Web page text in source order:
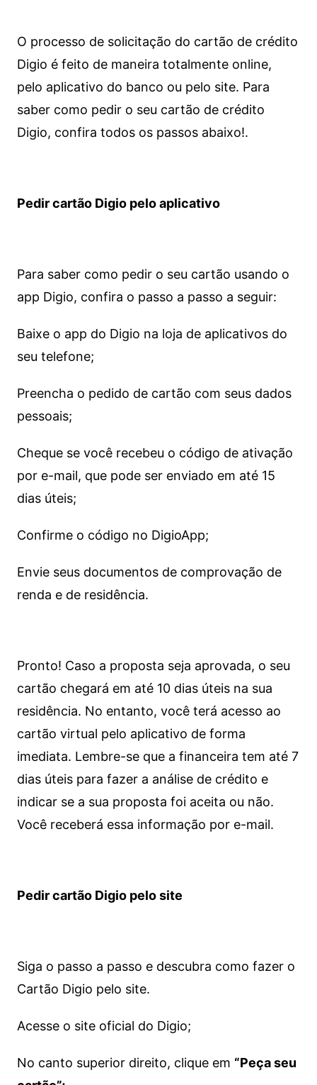
O processo de solicitação do cartão de crédito
Digio é feito de maneira totalmente online,
pelo aplicativo do banco ou pelo site. Para
saber como pedir o seu cartão de crédito
Digio, confira todos os passos abaixo!.
Pedir cartão Digio pelo aplicativo
Para saber como pedir o seu cartão usando o
app Digio, confira o passo a passo a seguir:
Baixe o app do Digio na loja de aplicativos do
seu telefone;
Preencha o pedido de cartão com seus dados
pessoais;
Cheque se você recebeu o código de ativação
por e-mail, que pode ser enviado em até 15
dias úteis;
Confirme o código no DigioApp;
Envie seus documentos de comprovação de
renda e de residência.
Pronto! Caso a proposta seja aprovada, o seu
cartão chegará em até 10 dias úteis na sua
residência. No entanto, você terá acesso ao
cartão virtual pelo aplicativo de forma
imediata. Lembre-se que a financeira tem até 7
dias úteis para fazer a análise de crédito e
indicar se a sua proposta foi aceita ou não.
Você receberá essa informação por e-mail.
Pedir cartão Digio pelo site
Siga o passo a passo e descubra como fazer o
Cartão Digio pelo site.
Acesse o site oficial do Digio;
No canto superior direito, clique em “Peça seu